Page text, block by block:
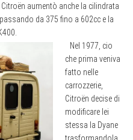
aumentò anche la cilindrata
da 375 fino a 602cc e la
Nel 1977, cio
che prima veniva
fatto nelle
carrozzerie,
Citroën decise di
modificare lei
stessa la Dyane
trasformandola